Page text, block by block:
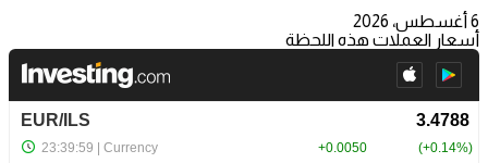
6 أغسطس، 2026
أسعار العملات هذه اللحظة